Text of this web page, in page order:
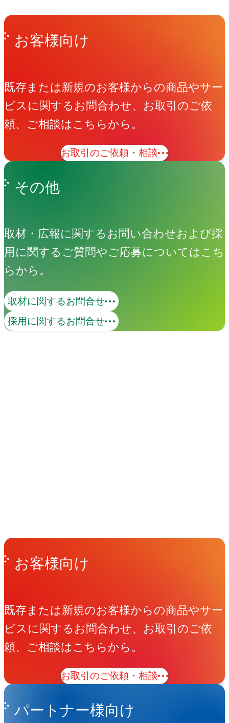
Get in Touchお問い合わせ
お客様向け
既存または新規のお客様からの商品やサー
ビスに関するお問合わせ、お取引のご依
頼、ご相談はこちらから。
お取引のご依頼・相談
その他
取材・広報に関するお問い合わせおよび採
用に関するご質問やご応募についてはこち
らから。
取材に関するお問合せ
採用に関するお問合せ
Get in Touchお問い合わせ
お客様向け
既存または新規のお客様からの商品やサー
ビスに関するお問合わせ、お取引のご依
頼、ご相談はこちらから。
お取引のご依頼・相談
パートナー様向け